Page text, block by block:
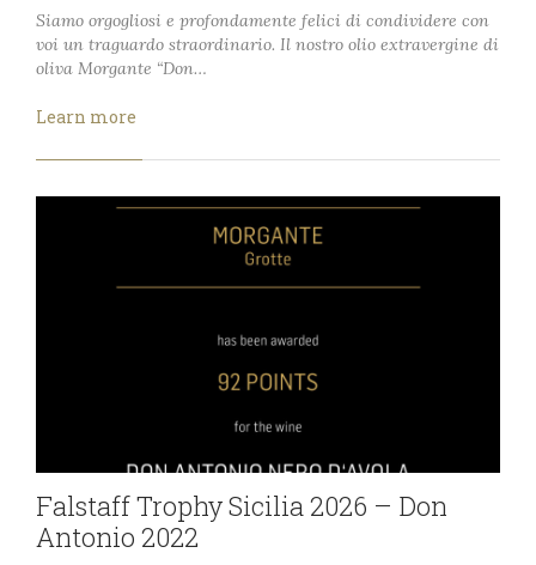
Siamo orgogliosi e profondamente felici di condividere con
voi un traguardo straordinario. Il nostro olio extravergine di
oliva Morgante “Don…
Learn more
Falstaff Trophy Sicilia 2026 – Don
Antonio 2022